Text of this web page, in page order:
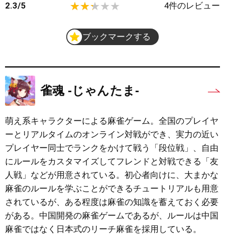
2.3/5 4件のレビュー
ブックマークする
雀魂 ‐じゃんたま‐
萌え系キャラクターによる麻雀ゲーム。全国のプレイヤ
ーとリアルタイムのオンライン対戦ができ、実力の近い
プレイヤー同士でランクをかけて戦う「段位戦」、自由
にルールをカスタマイズしてフレンドと対戦できる「友
人戦」などが用意されている。初心者向けに、大まかな
麻雀のルールを学ぶことができるチュートリアルも用意
されているが、ある程度は麻雀の知識を蓄えておく必要
がある。中国開発の麻雀ゲームであるが、ルールは中国
麻雀ではなく日本式のリーチ麻雀を採用している。